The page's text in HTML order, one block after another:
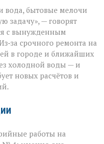
воды
ни
туда
ни
сюда:
в
Зверево
и
окрестностях —
вода, бытовые мелочи
задачу», — говорят
с вынужденным
срочного ремонта на
в городе и ближайших
холодной воды — и
новых расчётов и
работы на